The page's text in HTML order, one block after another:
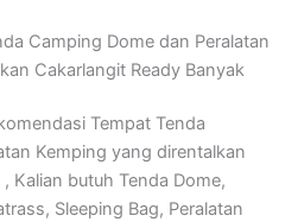
Camping Dome dan Peralatan
Cakarlangit Ready Banyak
Tempat Tenda
Kemping yang direntalkan
Kalian butuh Tenda Dome,
Sleeping Bag, Peralatan